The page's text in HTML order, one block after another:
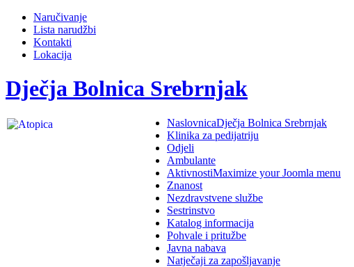
Naručivanje
Lista narudžbi
Kontakti
Lokacija
Dječja Bolnica Srebrnjak
NaslovnicaDječja Bolnica Srebrnjak
Klinika za pedijatriju
Odjeli
Ambulante
AktivnostiMaximize your Joomla menu
Znanost
Nezdravstvene službe
Sestrinstvo
Katalog informacija
Pohvale i pritužbe
Javna nabava
Natječaji za zapošljavanje